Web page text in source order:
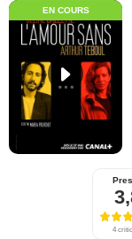
EN COURS
4